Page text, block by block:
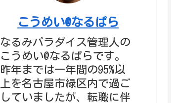
こうめい@なるぱら
なるみパラダイス管理人の
こうめい@なるぱらです。
昨年までは一年間の95%以
上を名古屋市緑区内で過ご
していましたが、転職に伴